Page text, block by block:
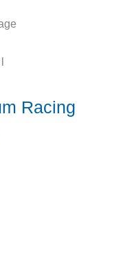
Racing